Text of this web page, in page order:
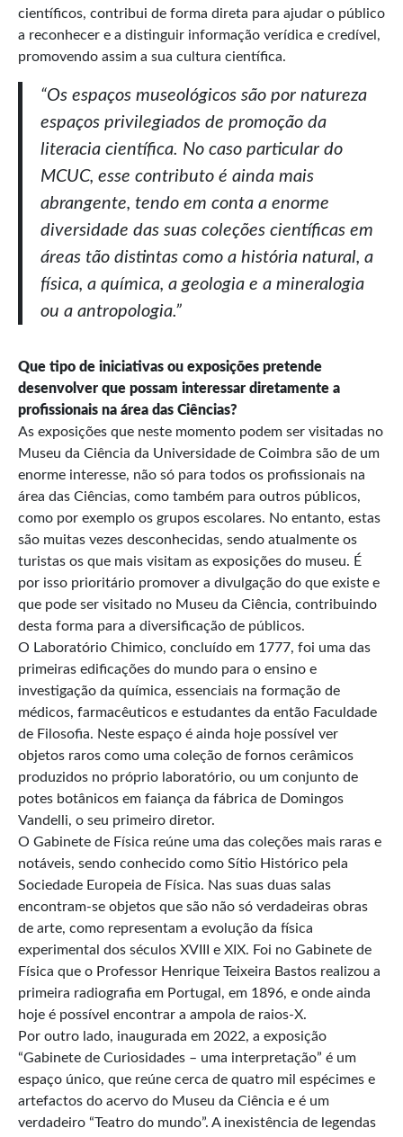
científicos, contribui de forma direta para ajudar o público
a reconhecer e a distinguir informação verídica e credível,
promovendo assim a sua cultura científica.
“Os espaços museológicos são por natureza
espaços privilegiados de promoção da
literacia científica. No caso particular do
MCUC, esse contributo é ainda mais
abrangente, tendo em conta a enorme
diversidade das suas coleções científicas em
áreas tão distintas como a história natural, a
física, a química, a geologia e a mineralogia
ou a antropologia.”
Que tipo de iniciativas ou exposições pretende
desenvolver que possam interessar diretamente a
profissionais na área das Ciências?
As exposições que neste momento podem ser visitadas no
Museu da Ciência da Universidade de Coimbra são de um
enorme interesse, não só para todos os profissionais na
área das Ciências, como também para outros públicos,
como por exemplo os grupos escolares. No entanto, estas
são muitas vezes desconhecidas, sendo atualmente os
turistas os que mais visitam as exposições do museu. É
por isso prioritário promover a divulgação do que existe e
que pode ser visitado no Museu da Ciência, contribuindo
desta forma para a diversificação de públicos.
O Laboratório Chimico, concluído em 1777, foi uma das
primeiras edificações do mundo para o ensino e
investigação da química, essenciais na formação de
médicos, farmacêuticos e estudantes da então Faculdade
de Filosofia. Neste espaço é ainda hoje possível ver
objetos raros como uma coleção de fornos cerâmicos
produzidos no próprio laboratório, ou um conjunto de
potes botânicos em faiança da fábrica de Domingos
Vandelli, o seu primeiro diretor.
O Gabinete de Física reúne uma das coleções mais raras e
notáveis, sendo conhecido como Sítio Histórico pela
Sociedade Europeia de Física. Nas suas duas salas
encontram-se objetos que são não só verdadeiras obras
de arte, como representam a evolução da física
experimental dos séculos XVIII e XIX. Foi no Gabinete de
Física que o Professor Henrique Teixeira Bastos realizou a
primeira radiografia em Portugal, em 1896, e onde ainda
hoje é possível encontrar a ampola de raios-X.
Por outro lado, inaugurada em 2022, a exposição
“Gabinete de Curiosidades – uma interpretação” é um
espaço único, que reúne cerca de quatro mil espécimes e
artefactos do acervo do Museu da Ciência e é um
verdadeiro “Teatro do mundo”. A inexistência de legendas